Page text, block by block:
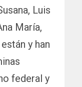
Luis
María,
y han
federal y